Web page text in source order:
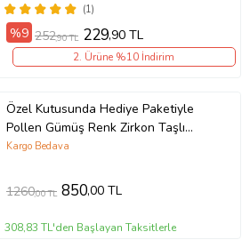
(1)
%9 252,90 TL 229,90 TL
2. Ürüne %10 İndirim
Özel Kutusunda Hediye Paketiyle
Pollen Gümüş Renk Zirkon Taşlı
Küpe Abiye Düğün Nişan Söz Parti
Kargo Bedava
1260,00 TL 850,00 TL
308,83 TL'den Başlayan Taksitlerle